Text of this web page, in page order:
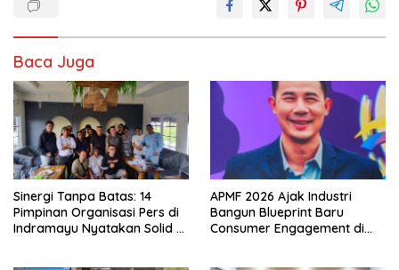
Baca Juga
Sinergi Tanpa Batas: 14
Pimpinan Organisasi Pers di
Indramayu Nyatakan Solid di
APMF 2026 Ajak Industri
Bangun Blueprint Baru
Consumer Engagement di